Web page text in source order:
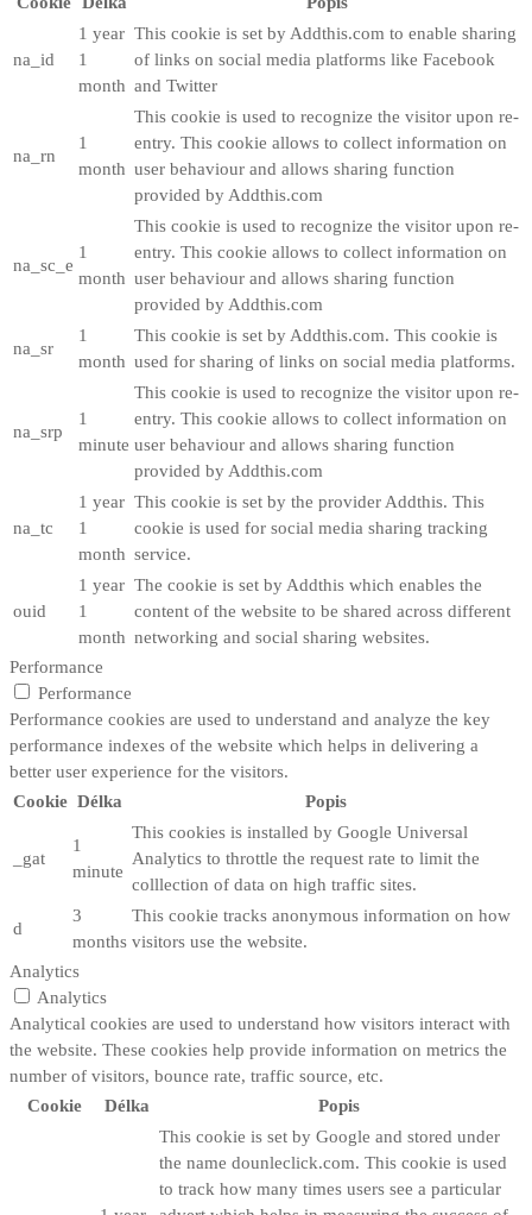
na_id
1 year
1
month
This cookie is set by Addthis.com to enable sharing
of links on social media platforms like Facebook
and Twitter
na_rn
1
month
This cookie is used to recognize the visitor upon re-
entry. This cookie allows to collect information on
user behaviour and allows sharing function
provided by Addthis.com
na_sc_e
1
month
This cookie is used to recognize the visitor upon re-
entry. This cookie allows to collect information on
user behaviour and allows sharing function
provided by Addthis.com
na_sr
1
month
This cookie is set by Addthis.com. This cookie is
used for sharing of links on social media platforms.
na_srp
1
minute
This cookie is used to recognize the visitor upon re-
entry. This cookie allows to collect information on
user behaviour and allows sharing function
provided by Addthis.com
na_tc
1 year
1
month
This cookie is set by the provider Addthis. This
cookie is used for social media sharing tracking
service.
ouid
1 year
1
month
The cookie is set by Addthis which enables the
content of the website to be shared across different
networking and social sharing websites.
Performance
Performance
Performance cookies are used to understand and analyze the key
performance indexes of the website which helps in delivering a
better user experience for the visitors.
Cookie Délka Popis
_gat
1
minute
This cookies is installed by Google Universal
Analytics to throttle the request rate to limit the
colllection of data on high traffic sites.
d
3
months
This cookie tracks anonymous information on how
visitors use the website.
Analytics
Analytics
Analytical cookies are used to understand how visitors interact with
the website. These cookies help provide information on metrics the
number of visitors, bounce rate, traffic source, etc.
Cookie
Délka Popis
This cookie is set by Google and stored under
the name dounleclick.com. This cookie is used
to track how many times users see a particular